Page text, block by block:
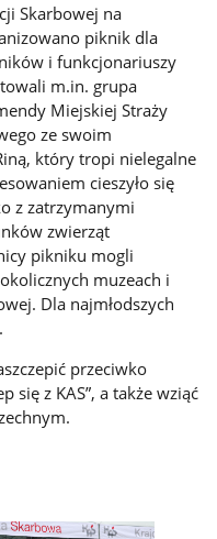
Skarbowej na
piknik dla
i funkcjonariuszy
m.in. grupa
Miejskiej Straży
ze swoim
który tropi nielegalne
cieszyło się
z zatrzymanymi
zwierząt
pikniku mogli
muzeach i
Dla najmłodszych
przeciwko
się z KAS”, a także wziąć